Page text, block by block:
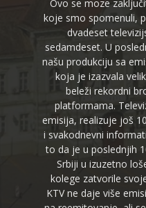
Ovo se moze
koje smo spomenuli,
dvadeset
sedamdeset. U
našu produkciju sa
koja je izazvala
beleži rekordni
platformama.
emisija, realizuje još
i svakodnevni
to da je u poslednjih
Srbiji u izuzetno
kolege zatvorile
KTV ne daje više